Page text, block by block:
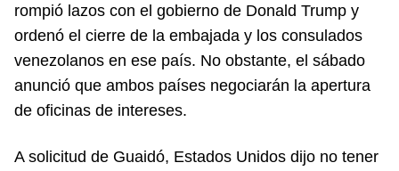
rompió lazos con el gobierno de Donald Trump y
ordenó el cierre de la embajada y los consulados
venezolanos en ese país. No obstante, el sábado
anunció que ambos países negociarán la apertura
de oficinas de intereses.
A solicitud de Guaidó, Estados Unidos dijo no tener